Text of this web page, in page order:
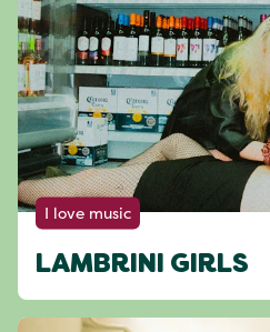
I love music
LAMBRINI GIRLS